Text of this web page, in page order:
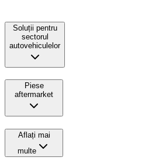
Soluții pentru
sectorul
autovehiculelor
Piese
aftermarket
Aflați mai
multe